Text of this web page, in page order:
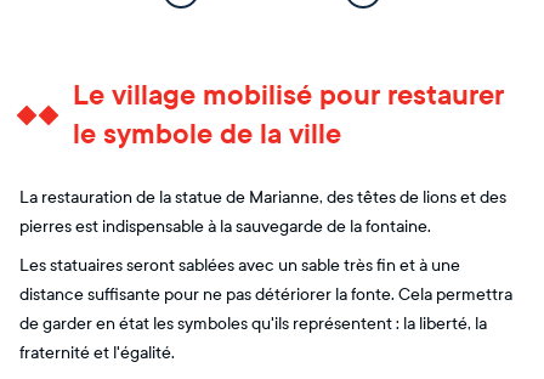
Le village mobilisé pour restaurer
le symbole de la ville
La restauration de la statue de Marianne, des têtes de lions et des
pierres est indispensable à la sauvegarde de la fontaine.
Les statuaires seront sablées avec un sable très fin et à une
distance suffisante pour ne pas détériorer la fonte. Cela permettra
de garder en état les symboles qu'ils représentent : la liberté, la
fraternité et l'égalité.